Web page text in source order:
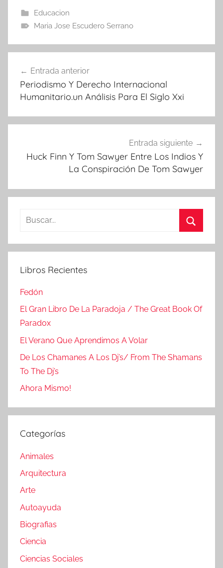
Educacion
Maria Jose Escudero Serrano
de
entradas
Entrada anterior
Periodismo Y Derecho Internacional
Humanitario.un Análisis Para El Siglo Xxi
Entrada siguiente
Huck Finn Y Tom Sawyer Entre Los Indios Y
La Conspiración De Tom Sawyer
Buscar:
Libros Recientes
Fedón
El Gran Libro De La Paradoja / The Great Book Of
Paradox
El Verano Que Aprendimos A Volar
De Los Chamanes A Los Dj’s/ From The Shamans
To The Dj’s
Ahora Mismo!
Categorías
Animales
Arquitectura
Arte
Autoayuda
Biografias
Ciencia
Ciencias Sociales